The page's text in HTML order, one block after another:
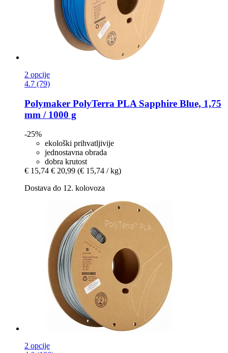
2 opcije
4.7 (79)
Polymaker PolyTerra PLA Sapphire Blue, 1,75
mm / 1000 g
-25%
ekološki prihvatljivije
jednostavna obrada
dobra krutost
€ 15,74 € 20,99 (€ 15,74 / kg)
Dostava do 12. kolovoza
2 opcije